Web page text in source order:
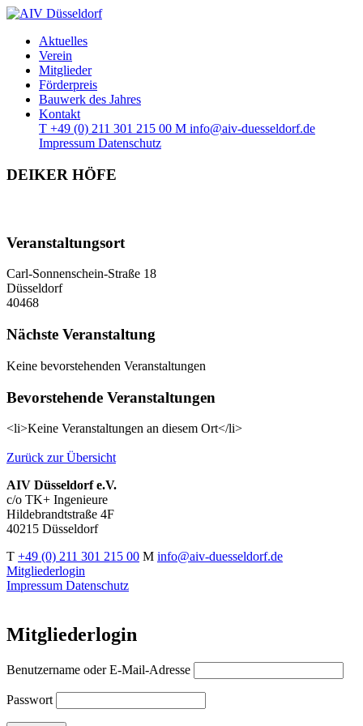
Aktuelles
Verein
Mitglieder
Förderpreis
Bauwerk des Jahres
Kontakt
T +49 (0) 211 301 215 00 M info@aiv-duesseldorf.de
Impressum Datenschutz
DEIKER HÖFE
Veranstaltungsort
Carl-Sonnenschein-Straße 18
Düsseldorf
40468
Nächste Veranstaltung
Keine bevorstehenden Veranstaltungen
Bevorstehende Veranstaltungen
<li>Keine Veranstaltungen an diesem Ort</li>
Zurück zur Übersicht
AIV Düsseldorf e.V.
c/o TK+ Ingenieure
Hildebrandtstraße 4F
40215 Düsseldorf
T +49 (0) 211 301 215 00 M info@aiv-duesseldorf.de
Mitgliederlogin
Impressum Datenschutz
Mitgliederlogin
Benutzername oder E-Mail-Adresse
Passwort